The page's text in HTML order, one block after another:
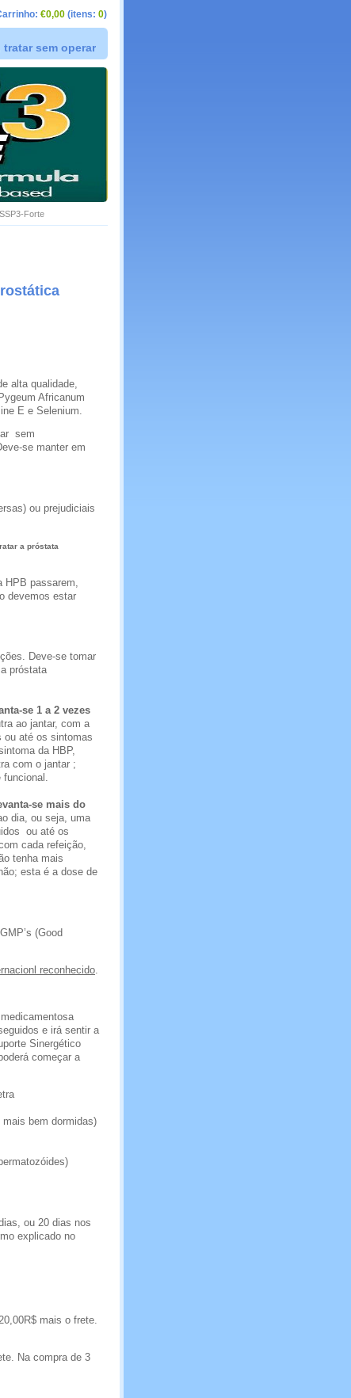
tratar sem operar
Forte
alta qualidade,
Africanum
E e Selenium.
sem
se manter em
ou prejudiciais
a próstata
passarem,
devemos estar
Deve-se tomar
próstata
se 1 a 2 vezes
ao jantar, com a
ou até os sintomas
da HBP,
com o jantar ;
funcional.
se mais do
dia, ou seja, uma
ou até os
cada refeição,
tenha mais
esta é a dose de
(Good
reconhecido
e irá sentir a
Sinergético
começar a
bem dormidas)
ou 20 dias nos
explicado no
mais o frete.
Na compra de 3
€0,00 (itens: 0)